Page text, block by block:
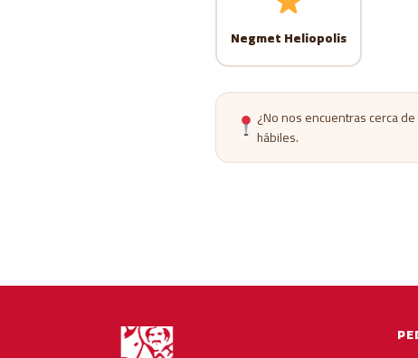
Negmet Heliopolis
¿No nos encuentras cerca
hábiles.